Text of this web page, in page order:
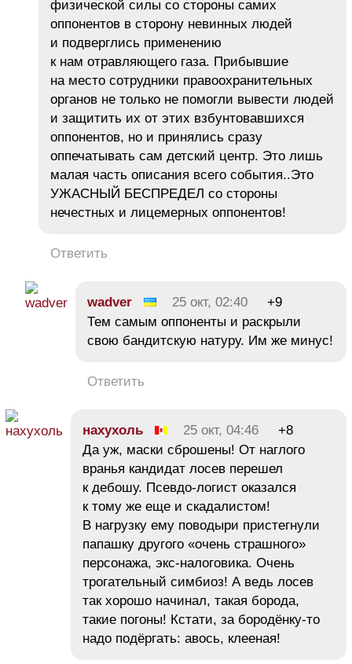
физической силы со стороны самих
оппонентов в сторону невинных людей
и подверглись применению
к нам отравляющего газа. Прибывшие
на место сотрудники правоохранительных
органов не только не помогли вывести людей
и защитить их от этих взбунтовавшихся
оппонентов, но и принялись сразу
оппечатывать сам детский центр. Это лишь
малая часть описания всего события..Это
УЖАСНЫЙ БЕСПРЕДЕЛ со стороны
нечестных и лицемерных оппонентов!
Ответить
wadver 25 окт, 02:40
+9
Тем самым оппоненты и раскрыли
свою бандитскую натуру. Им же минус!
Ответить
нахухоль 25 окт, 04:46
+8
Да уж, маски сброшены! От наглого
вранья кандидат лосев перешел
к дебошу. Псевдо-логист оказался
к тому же еще и скадалистом!
В нагрузку ему поводыри пристегнули
папашку другого «очень страшного»
персонажа, экс-налоговика. Очень
трогательный симбиоз! А ведь лосев
так хорошо начинал, такая борода,
такие погоны! Кстати, за бородёнку-то
надо подёргать: авось, клееная!